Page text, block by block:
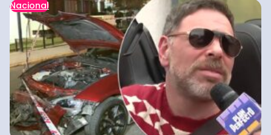
Nacional